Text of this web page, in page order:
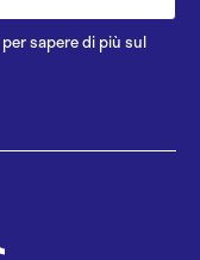
per sapere di più sul